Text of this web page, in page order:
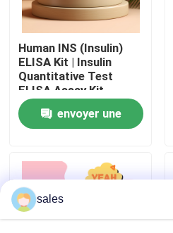
Contactez-nous
Nouvelles
VR Show
Human INS (Insulin)
ELISA Kit | Insulin
Quantitative Test
ELISA Assay Kit,
Sandwich ELISA For
Serum Plasma 96
Tests Laboratory
envoyer une
sales